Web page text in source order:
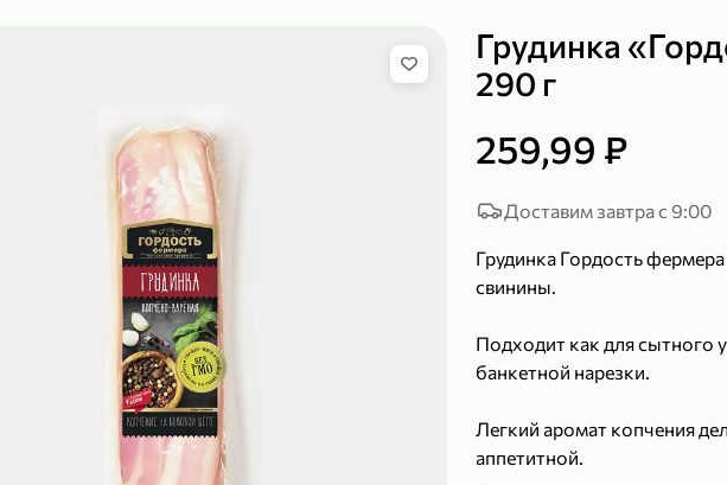
Грудинка
290 г
259,99 ₽
Доставим завтра с 9:00
Грудинка Гордость
свинины.
Подходит как для сытного
банкетной нарезки.
Легкий аромат копчения
аппетитной.
129,99 ₽
В корзину
120 г 39,99 ₽